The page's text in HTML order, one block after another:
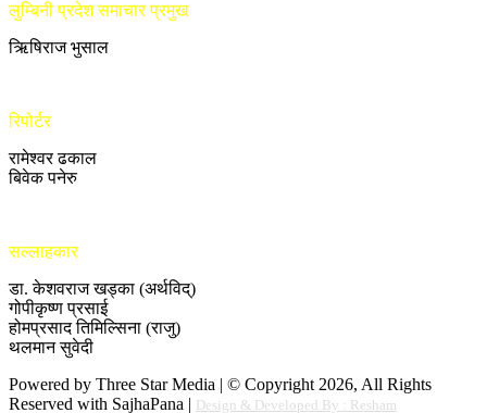
लुम्बिनी प्रदेश समाचार प्रमुख
ऋिषिराज भुसाल
रिपोर्टर
रामेश्वर ढकाल
बिवेक पनेरु
सल्लाहकार
डा. केशवराज खड्का (अर्थविद्)
गोपीकृष्ण प्रसाई
होमप्रसाद तिमिल्सिना (राजु)
थलमान सुवेदी
Powered by Three Star Media | © Copyright 2026, All Rights
Reserved with SajhaPana | Design & Developed By : Resham